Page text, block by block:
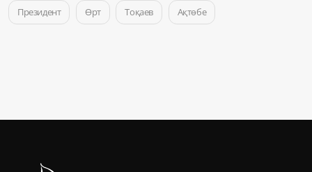
Президент Өрт Тоқаев Ақтөбе